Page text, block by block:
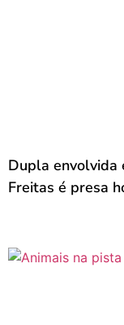
Dupla envolvida
Freitas é presa